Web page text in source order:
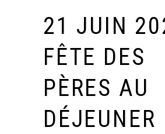
21 JUIN
FÊTE DES
PÈRES AU
DÉJEUNER